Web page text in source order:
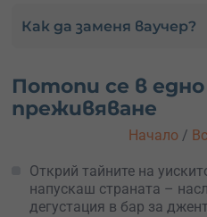
Как да заменя ваучер?
Потопи се в
преживяване
Начало /
Открий тайните на
напускаш страната –
дегустация в бар за